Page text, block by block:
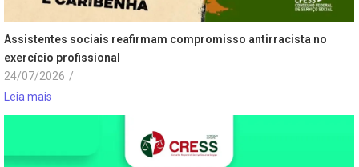
Assistentes sociais reafirmam compromisso antirracista no
exercício profissional
24/07/2026 /
Leia mais